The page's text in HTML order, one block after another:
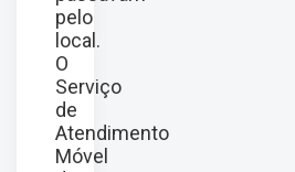
pelo
local.
O
Serviço
de
Atendimento
Móvel